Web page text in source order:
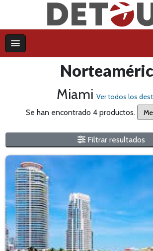
Miami Ver todos los
Se han encontrado 4 productos.
Filtrar resultados